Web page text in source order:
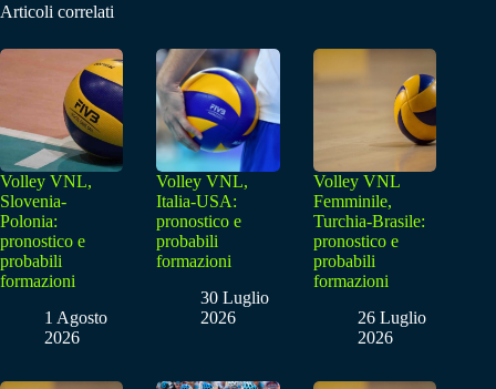
Articoli correlati
Volley VNL,
Slovenia-
Polonia:
pronostico e
probabili
formazioni
1 Agosto
2026
Volley VNL,
Italia-USA:
pronostico e
probabili
formazioni
30 Luglio
2026
Volley VNL
Femminile,
Turchia-Brasile:
pronostico e
probabili
formazioni
26 Luglio
2026